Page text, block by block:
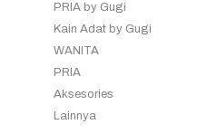
PRIA by Gugi
Kain Adat by Gugi
WANITA
PRIA
Aksesories
Lainnya